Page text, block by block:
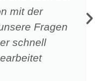
mit der
Fragen
schnell